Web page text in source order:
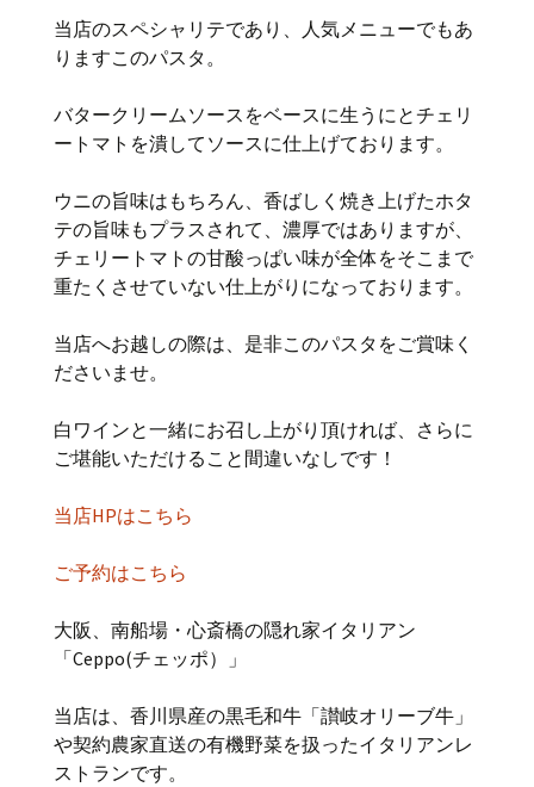
当店のスペシャリテであり、人気メニューでもあ
りますこのパスタ。
バタークリームソースをベースに生うにとチェリ
ートマトを潰してソースに仕上げております。
ウニの旨味はもちろん、香ばしく焼き上げたホタ
テの旨味もプラスされて、濃厚ではありますが、
チェリートマトの甘酸っぱい味が全体をそこまで
重たくさせていない仕上がりになっております。
当店へお越しの際は、是非このパスタをご賞味く
ださいませ。
白ワインと一緒にお召し上がり頂ければ、さらに
ご堪能いただけること間違いなしです！
当店HPはこちら
ご予約はこちら
大阪、南船場・心斎橋の隠れ家イタリアン
「Ceppo(チェッポ）」
当店は、香川県産の黒毛和牛「讃岐オリーブ牛」
や契約農家直送の有機野菜を扱ったイタリアンレ
ストランです。